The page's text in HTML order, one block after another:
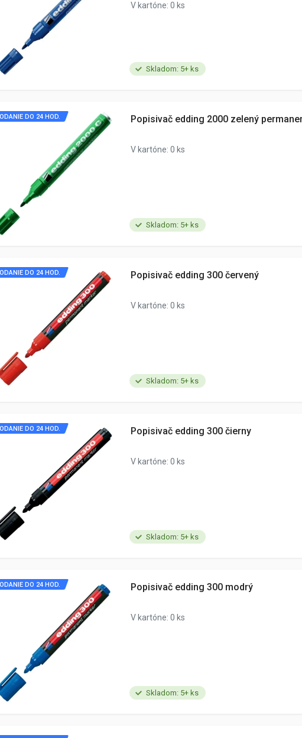
Skladom: 5+ ks
V kartóne: 0 ks
Skladom: 5+ ks
DO 24 HOD. Popisivač edding 2000 zelený
V kartóne: 0 ks
Skladom: 5+ ks
DO 24 HOD. Popisivač edding 300 červený
V kartóne: 0 ks
Skladom: 5+ ks
DO 24 HOD. Popisivač edding 300 čierny
V kartóne: 0 ks
Skladom: 5+ ks
DO 24 HOD. Popisivač edding 300 modrý
V kartóne: 0 ks